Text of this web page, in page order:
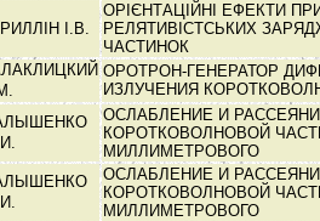
І.В.
ОРІЄНТАЦІЙНІ ЕФЕКТИ
РЕЛЯТИВІСТСЬКИХ
ЧАСТИНОК
ОРОТРОН-ГЕНЕРАТОР
ИЗЛУЧЕНИЯ
ОСЛАБЛЕНИЕ И
КОРОТКОВОЛНОВОЙ
МИЛЛИМЕТРОВОГО
ОСЛАБЛЕНИЕ И
КОРОТКОВОЛНОВОЙ
МИЛЛИМЕТРОВОГО